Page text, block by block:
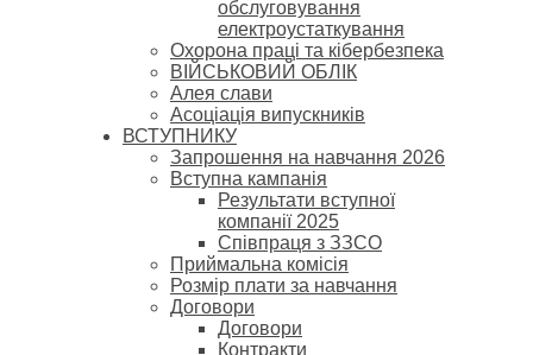
обслуговування
електроустаткування
Охорона праці та кібербезпека
ВІЙСЬКОВИЙ ОБЛІК
Алея слави
Асоціація випускників
ВСТУПНИКУ
Запрошення на навчання 2026
Вступна кампанія
Результати вступної
компанії 2025
Співпраця з ЗЗСО
Приймальна комісія
Розмір плати за навчання
Договори
Договори
Контракти